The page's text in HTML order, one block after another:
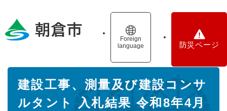
の
Foreign
language
防災ページ
建設工事、測量及び建設コンサ
ルタント 入札結果 令和8年4月